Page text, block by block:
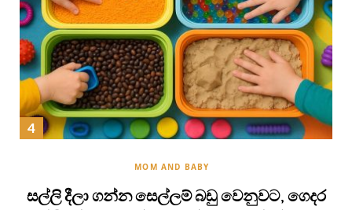
MOM AND BABY
සල්ලි දීලා ගන්න සෙල්ලම් බඩු වෙනුවට, ගෙදර